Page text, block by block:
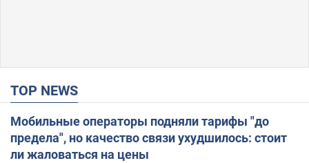
TOP NEWS
Мобильные операторы подняли тарифы "до
предела", но качество связи ухудшилось: стоит
ли жаловаться на цены